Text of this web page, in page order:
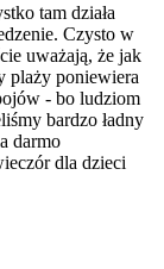
tam działa
Czysto w
uważają, że jak
plaży poniewiera
- bo ludziom
bardzo ładny
darmo
dla dzieci